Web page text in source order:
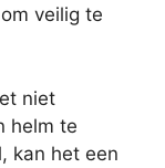
veilig te
niet
helm te
kan het een